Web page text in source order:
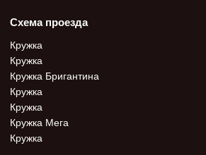
Схема проезда
Кружка
Кружка
Кружка Бригантина
Кружка
Кружка
Кружка Мега
Кружка